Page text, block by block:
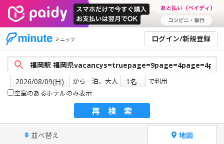
ミニッツ ログイン/新規登録
から一泊、大人
で利用
空室のあるホテルのみ表示
再検索
並べ替え 地図